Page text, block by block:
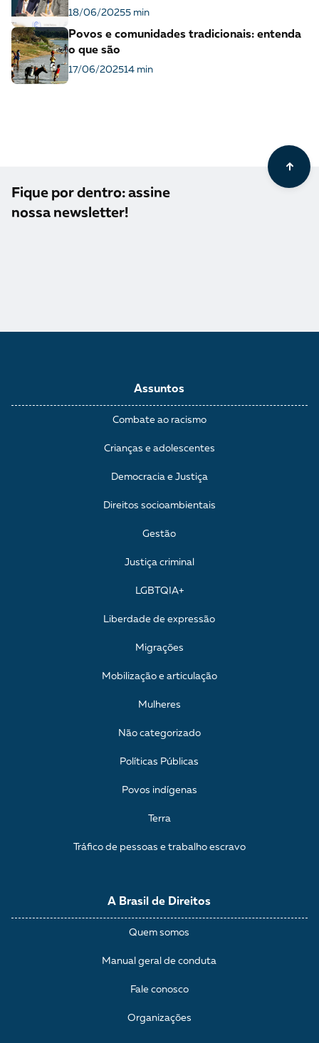
18/06/20255 min
Povos e comunidades tradicionais: entenda
o que são
17/06/202514 min
Fique por dentro: assine
nossa newsletter!
A Brasil de Direitos
Quem somos
Manual geral de conduta
Fale conosco
Organizações
Assuntos
Combate ao racismo
Crianças e adolescentes
Democracia e Justiça
Direitos socioambientais
Gestão
Justiça criminal
LGBTQIA+
Liberdade de expressão
Migrações
Mobilização e articulação
Mulheres
Não categorizado
Políticas Públicas
Povos indígenas
Terra
Tráfico de pessoas e trabalho escravo